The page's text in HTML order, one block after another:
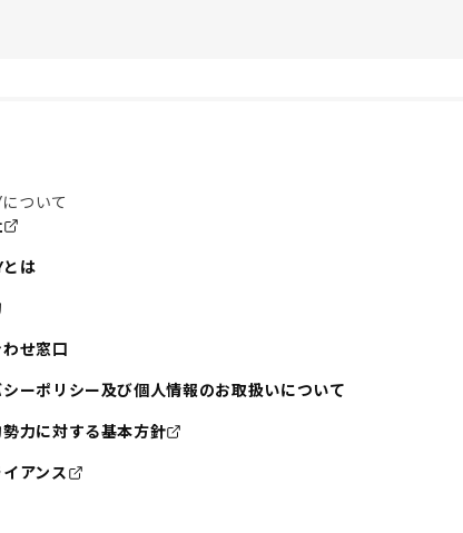
ついて
とは
せ窓口
ーポリシー及び個人情報のお取扱いについて
力に対する基本方針
アンス